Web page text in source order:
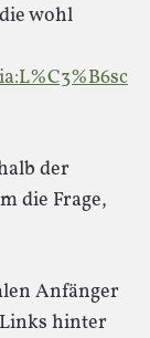
wohl
der
die Frage,
Anfänger
hinter